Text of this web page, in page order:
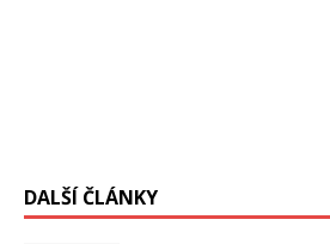
DALŠÍ ČLÁNKY